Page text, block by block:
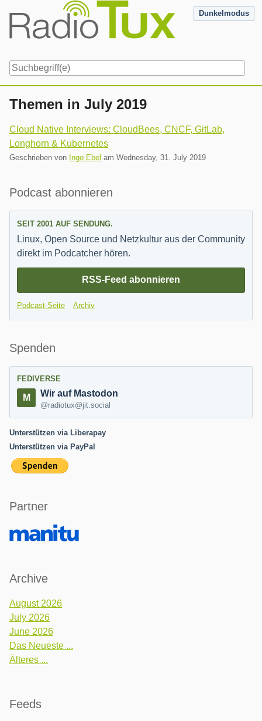
content
Dunkelmodus
Themen in July 2019
Cloud Native Interviews: CloudBees, CNCF, GitLab,
Longhorn & Kubernetes
Geschrieben von Ingo Ebel am Wednesday, 31. July 2019
Seitenleiste
Podcast abonnieren
SEIT 2001 AUF SENDUNG.
Linux, Open Source und Netzkultur aus der Community
direkt im Podcatcher hören.
RSS-Feed abonnieren
Podcast-Seite Archiv
Spenden
FEDIVERSE
Wir auf Mastodon
@radiotux@jit.social
Unterstützen via Liberapay
Unterstützen via PayPal
Partner
Archive
August 2026
July 2026
June 2026
Das Neueste ...
Älteres ...
Feeds